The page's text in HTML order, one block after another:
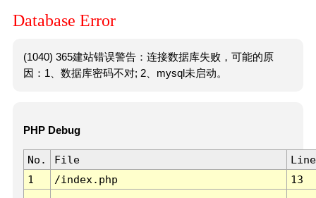
Database Error
(1040) 365建站错误警告：连接数据库失败，可能的原
因：1、数据库密码不对; 2、mysql未启动。
PHP Debug
No. File
Line
1
/index.php 13